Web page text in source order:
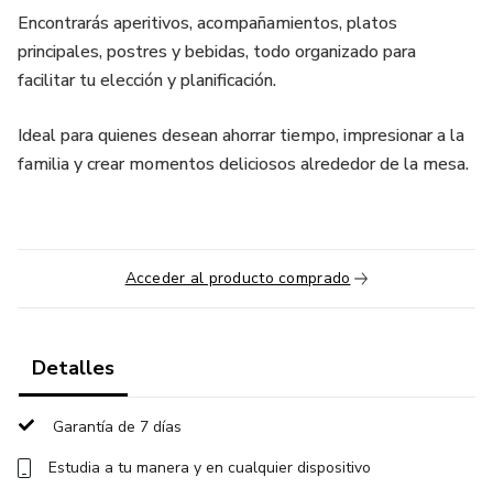
Encontrarás aperitivos, acompañamientos, platos
principales, postres y bebidas, todo organizado para
facilitar tu elección y planificación.
Ideal para quienes desean ahorrar tiempo, impresionar a la
familia y crear momentos deliciosos alrededor de la mesa.
Acceder al producto comprado
Detalles
Garantía de 7 días
Estudia a tu manera y en cualquier dispositivo